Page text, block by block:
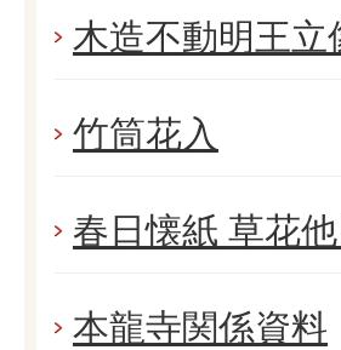
木造不動明王立
竹筒花入
春日懐紙 草花
本龍寺関係資料